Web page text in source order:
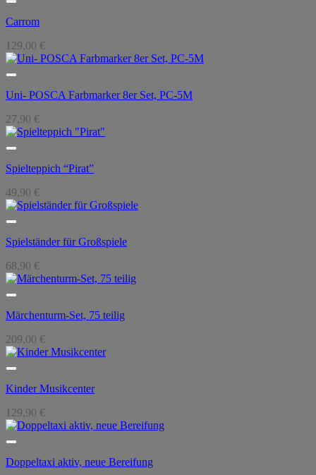
Carrom
129,00 €
Uni- POSCA Farbmarker 8er Set, PC-5M
27,90 €
Spielteppich “Pirat”
49,90 €
Spielständer für Großspiele
68,90 €
Märchenturm-Set, 75 teilig
209,00 €
Kinder Musikcenter
129,90 €
Doppeltaxi aktiv, neue Bereifung